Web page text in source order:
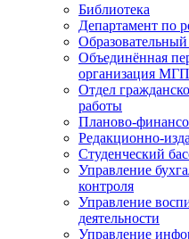
Библиотека
Департамент по
Объединённая
организация
Отдел
работы
Планово-
Редакционно-
Студенческий
Управление
контроля
Управление
деятельности
Управление